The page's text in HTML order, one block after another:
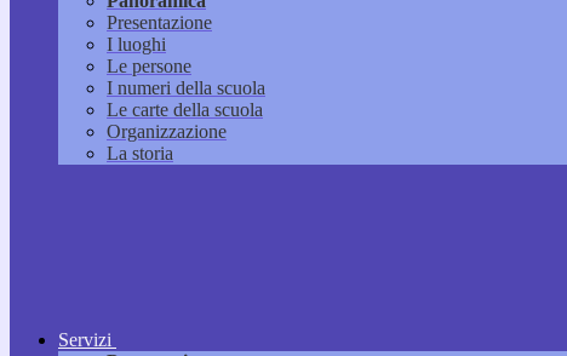
Presentazione
I luoghi
Le persone
I numeri della scuola
Le carte della scuola
Organizzazione
La storia
Servizi